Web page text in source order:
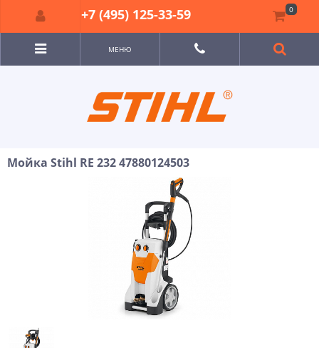
МЕНЮ
Мойка Stihl RE 232 47880124503
+7 (495) 125-33-59 0